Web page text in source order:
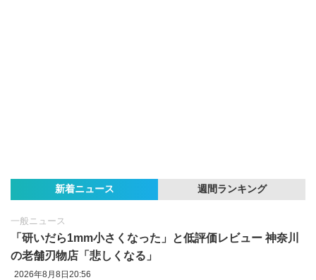
新着ニュース 週間ランキング
一般ニュース
「研いだら1mm小さくなった」と低評価レビュー 神奈川
の老舗刃物店「悲しくなる」
2026年8月8日20:56